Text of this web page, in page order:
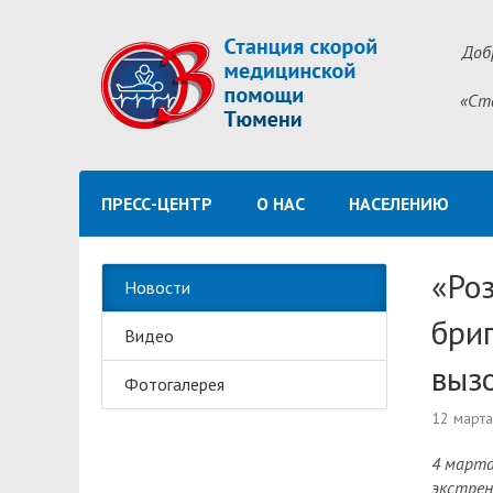
ПРЕСС-ЦЕНТР О НАС НАСЕЛЕНИЮ
Новости
Видео
Фотогалерея
12
4